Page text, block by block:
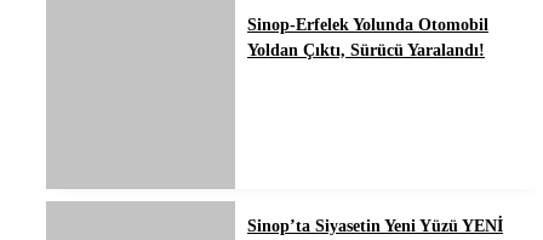
Sinop-Erfelek Yolunda Otomobil
Yoldan Çıktı, Sürücü Yaralandı!
Sinop’ta Siyasetin Yeni Yüzü YENİ